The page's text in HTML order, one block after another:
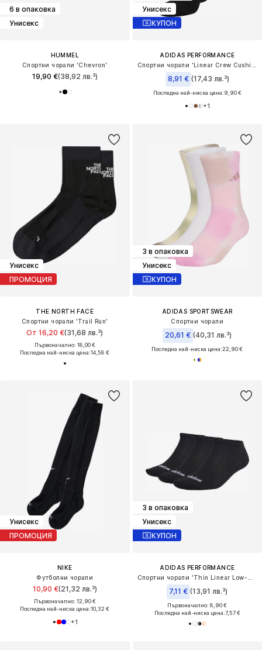
6 в опаковка
Унисекс
HUMMEL
Спортни чорапи 'Chevron'
19,90 €(38,92 лв.³)
Унисекс
КУПОН
ADIDAS PERFORMANCE
8,91 € (17,43 лв.³)
Последна най-ниска цена:9,90 €
+1
Унисекс
ПРОМОЦИЯ
THE NORTH FACE
Спортни чорапи 'Trail Run'
От 16,20 €(31,68 лв.³)
Първоначално: 18,00 €
Последна най-ниска цена:14,58 €
3 в опаковка
Унисекс
КУПОН
ADIDAS SPORTSWEAR
Спортни чорапи
20,61 € (40,31 лв.³)
Последна най-ниска цена:22,90 €
Унисекс
ПРОМОЦИЯ
NIKE
Футболни чорапи
10,90 €(21,32 лв.³)
Първоначално: 12,90 €
Последна най-ниска цена:10,32 €
+1
3 в опаковка
Унисекс
КУПОН
ADIDAS PERFORMANCE
7,11 € (13,91 лв.³)
Първоначално: 8,90 €
Последна най-ниска цена:7,57 €